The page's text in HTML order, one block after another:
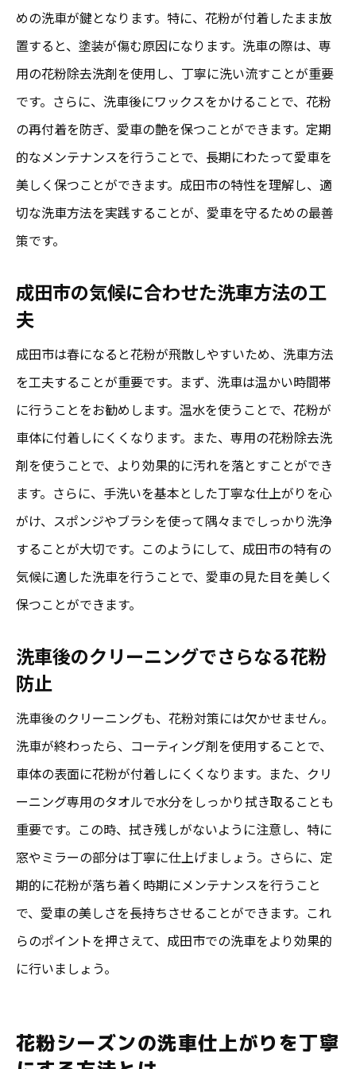
めの洗車が鍵となります。特に、花粉が付着したまま放
置すると、塗装が傷む原因になります。洗車の際は、専
用の花粉除去洗剤を使用し、丁寧に洗い流すことが重要
です。さらに、洗車後にワックスをかけることで、花粉
の再付着を防ぎ、愛車の艶を保つことができます。定期
的なメンテナンスを行うことで、長期にわたって愛車を
美しく保つことができます。成田市の特性を理解し、適
切な洗車方法を実践することが、愛車を守るための最善
策です。
成田市の気候に合わせた洗車方法の工
夫
成田市は春になると花粉が飛散しやすいため、洗車方法
を工夫することが重要です。まず、洗車は温かい時間帯
に行うことをお勧めします。温水を使うことで、花粉が
車体に付着しにくくなります。また、専用の花粉除去洗
剤を使うことで、より効果的に汚れを落とすことができ
ます。さらに、手洗いを基本とした丁寧な仕上がりを心
がけ、スポンジやブラシを使って隅々までしっかり洗浄
することが大切です。このようにして、成田市の特有の
気候に適した洗車を行うことで、愛車の見た目を美しく
保つことができます。
洗車後のクリーニングでさらなる花粉
防止
洗車後のクリーニングも、花粉対策には欠かせません。
洗車が終わったら、コーティング剤を使用することで、
車体の表面に花粉が付着しにくくなります。また、クリ
ーニング専用のタオルで水分をしっかり拭き取ることも
重要です。この時、拭き残しがないように注意し、特に
窓やミラーの部分は丁寧に仕上げましょう。さらに、定
期的に花粉が落ち着く時期にメンテナンスを行うこと
で、愛車の美しさを長持ちさせることができます。これ
らのポイントを押さえて、成田市での洗車をより効果的
に行いましょう。
花粉シーズンの洗車仕上がりを丁寧